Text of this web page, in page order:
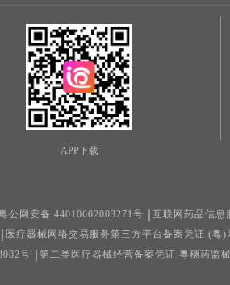
APP下载
公网安备 44010602003271号
互联网药品信息
医疗器械网络交易服务第三方平台备案凭证 (粵
号
第二类医疗器械经营备案凭证 粵穗药监